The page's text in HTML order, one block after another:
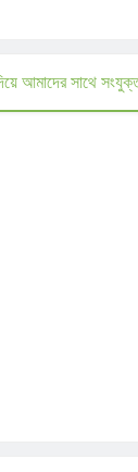
আমাদের সাথে